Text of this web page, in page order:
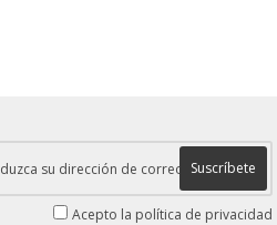
Suscríbete
Acepto la política de privacidad